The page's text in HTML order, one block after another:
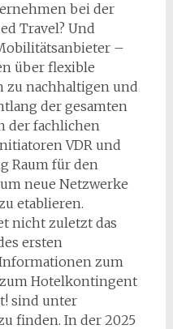
bei der
Travel? Und
–
über flexible
zu nachhaltigen und
der gesamten
der fachlichen
VDR und
Raum für den
neue Netzwerke
etablieren.
nicht zuletzt das
ersten
zum
Hotelkontingent
sind unter
finden. In der 2025